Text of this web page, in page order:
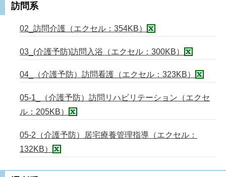
訪問系
02_訪問介護（エクセル：354KB）
03_(介護予防)訪問入浴（エクセル：300KB）
04_（介護予防）訪問看護（エクセル：323KB）
05-1_（介護予防）訪問リハビリテーション（エクセ
ル：205KB）
05-2（介護予防）居宅療養管理指導（エクセル：
132KB）